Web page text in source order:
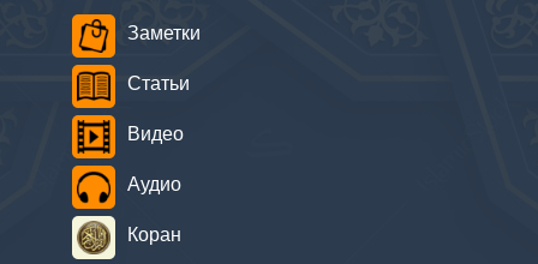
Заметки
Статьи
Видео
Аудио
Коран